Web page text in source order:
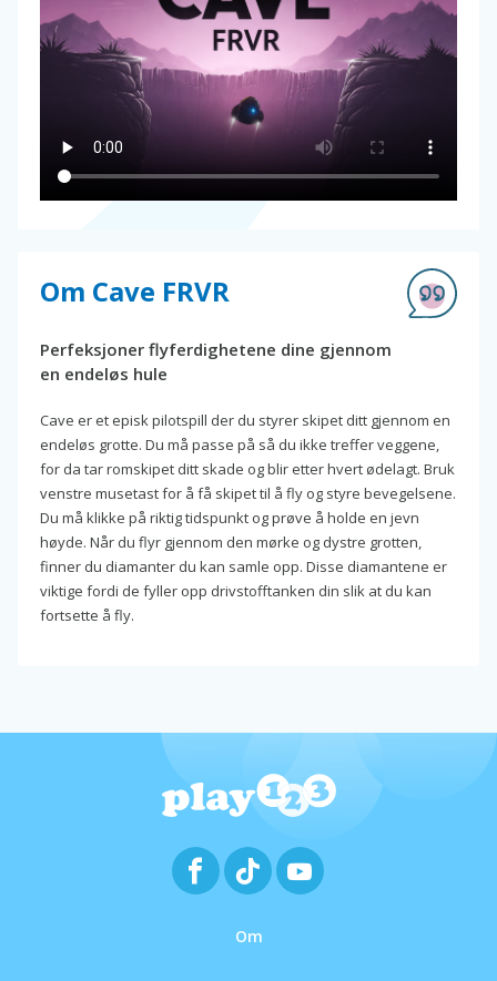
Om Cave FRVR
Perfeksjoner flyferdighetene dine gjennom
en endeløs hule
Cave er et episk pilotspill der du styrer skipet ditt gjennom en
endeløs grotte. Du må passe på så du ikke treffer veggene,
for da tar romskipet ditt skade og blir etter hvert ødelagt. Bruk
venstre musetast for å få skipet til å fly og styre bevegelsene.
Du må klikke på riktig tidspunkt og prøve å holde en jevn
høyde. Når du flyr gjennom den mørke og dystre grotten,
finner du diamanter du kan samle opp. Disse diamantene er
viktige fordi de fyller opp drivstofftanken din slik at du kan
fortsette å fly.
Om